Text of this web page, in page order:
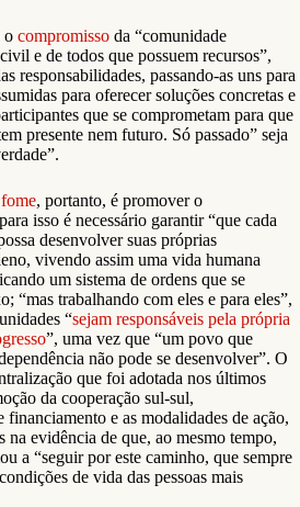
o compromisso da “comunidade
e de todos que possuem recursos”,
responsabilidades, passando-as uns para
para oferecer soluções concretas e
que se comprometam para que
presente nem futuro. Só passado” seja
, portanto, é promover o
isso é necessário garantir “que cada
desenvolver suas próprias
vivendo assim uma vida humana
um sistema de ordens que se
“mas trabalhando com eles e para eles”,
“sejam responsáveis pela própria
”, uma vez que “um povo que
não pode se desenvolver”. O
que foi adotada nos últimos
da cooperação sul-sul,
e as modalidades de ação,
na evidência de que, ao mesmo tempo,
a “seguir por este caminho, que sempre
de vida das pessoas mais